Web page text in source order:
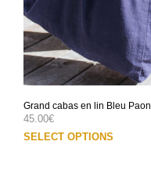
Grand cabas en lin Bleu Paon
45.00€
SELECT OPTIONS